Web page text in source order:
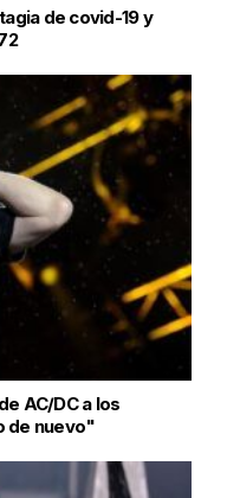
de covid-19 y
AC/DC a los
de nuevo"